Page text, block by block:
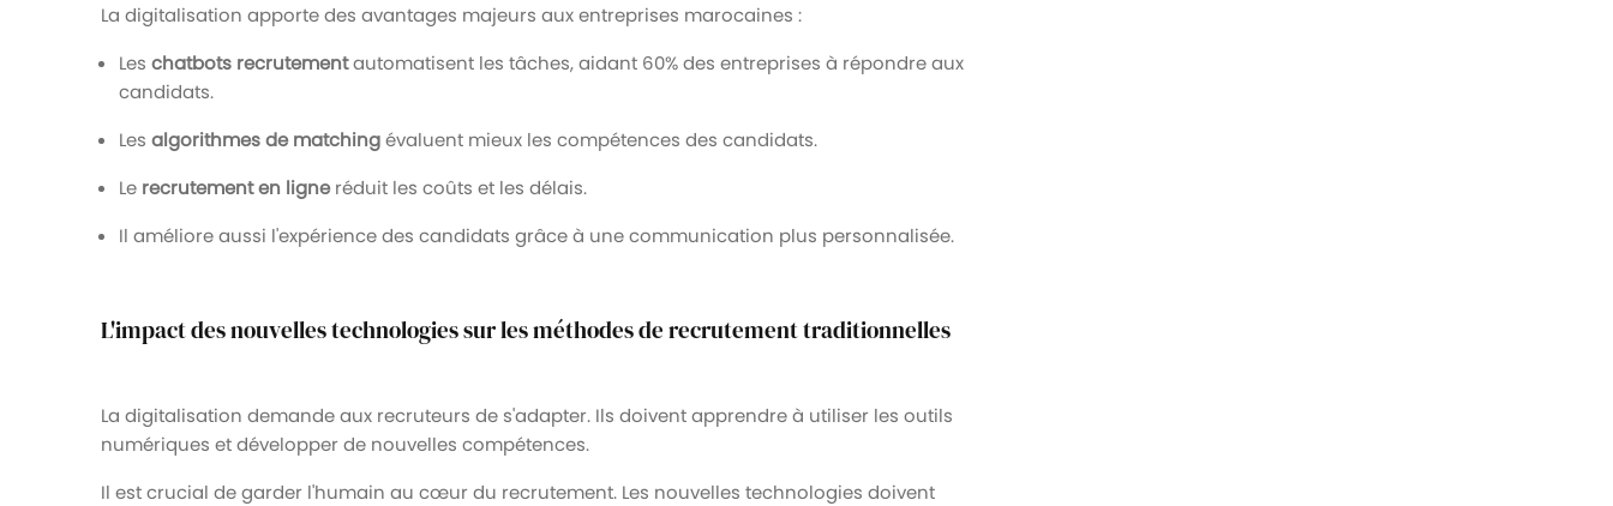
La digitalisation apporte des avantages majeurs aux entreprises marocaines :
Les chatbots recrutementautomatisent les tâches, aidant 60% des entreprises à répondre aux
candidats.
Les algorithmes de matchingévaluent mieux les compétences des candidats.
Le recrutement en ligneréduit les coûts et les délais.
Il améliore aussi l'expérience des candidats grâce à une communication plus personnalisée.
L'impact des nouvelles technologies sur les méthodes de recrutement traditionnelles
La digitalisation demande aux recruteurs de s'adapter. Ils doivent apprendre à utiliser les outils
numériques et développer de nouvelles compétences.
Il est crucial de garder l'humain au cœur du recrutement. Les nouvelles technologies doivent